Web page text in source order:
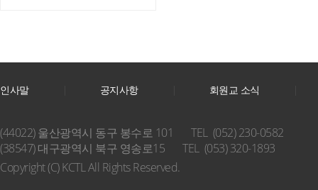
인사말 공지사항 회원교 소식
(44022) 울산광역시 동구 봉수로 101
TEL (052) 230-0582
(38547) 대구광역시 북구 영송로15
TEL (053) 320-1893
Copyright (C) KCTL All Rights Reserved.